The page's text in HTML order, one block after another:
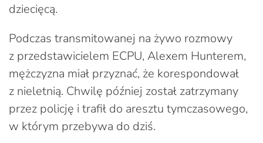
dziecięcą.
Podczas transmitowanej na żywo rozmowy
z przedstawicielem ECPU, Alexem Hunterem,
mężczyzna miał przyznać, że korespondował
z nieletnią. Chwilę później został zatrzymany
przez policję i trafił do aresztu tymczasowego,
w którym przebywa do dziś.